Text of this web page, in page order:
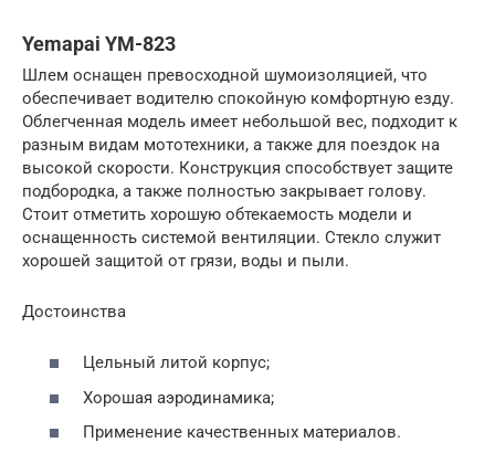
Yemapai YM-823
Шлем оснащен превосходной шумоизоляцией, что
обеспечивает водителю спокойную комфортную езду.
Облегченная модель имеет небольшой вес, подходит к
разным видам мототехники, а также для поездок на
высокой скорости. Конструкция способствует защите
подбородка, а также полностью закрывает голову.
Стоит отметить хорошую обтекаемость модели и
оснащенность системой вентиляции. Стекло служит
хорошей защитой от грязи, воды и пыли.
Достоинства
Цельный литой корпус;
Хорошая аэродинамика;
Применение качественных материалов.